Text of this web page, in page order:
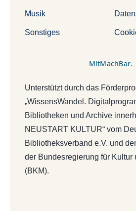
Musik
Sonstiges
MitMachBar.
Unterstützt durch das
„WissensWandel.
Bibliotheken und Archive
NEUSTART KULTUR“ vom
Bibliotheksverband e.V. und
der Bundesregierung für Kultur
(BKM).